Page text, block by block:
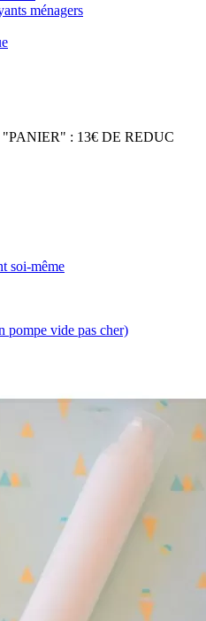
ménagers
"PANIER" : 13€ DE REDUC
soi-même
pompe vide pas cher)